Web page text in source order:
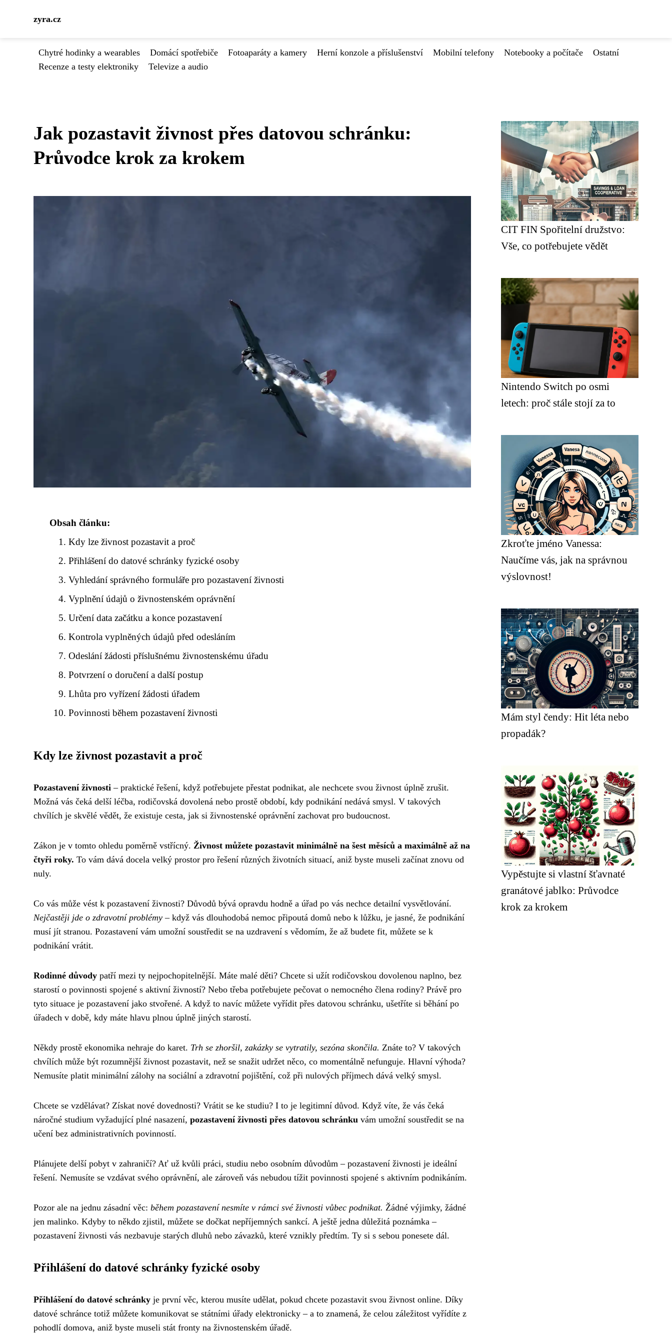
zyra.cz
Chytré hodinky a wearables Domácí spotřebiče Fotoaparáty a kamery Herní konzole a příslušenství Mobilní telefony Notebooky a počítače
Ostatní
Recenze a testy elektroniky
Televize a audio
Jak pozastavit živnost přes datovou schránku:
Průvodce krok za krokem
Obsah článku:
Kdy lze živnost pozastavit a proč
Přihlášení do datové schránky fyzické osoby
Vyhledání správného formuláře pro pozastavení živnosti
Vyplnění údajů o živnostenském oprávnění
Určení data začátku a konce pozastavení
Kontrola vyplněných údajů před odesláním
Odeslání žádosti příslušnému živnostenskému úřadu
Potvrzení o doručení a další postup
Lhůta pro vyřízení žádosti úřadem
Povinnosti během pozastavení živnosti
Kdy lze živnost pozastavit a proč
Pozastavení živnosti – praktické řešení, když potřebujete přestat podnikat, ale nechcete svou živnost úplně zrušit.
Možná vás čeká delší léčba, rodičovská dovolená nebo prostě období, kdy podnikání nedává smysl. V takových
chvílích je skvělé vědět, že existuje cesta, jak si živnostenské oprávnění zachovat pro budoucnost.
Zákon je v tomto ohledu poměrně vstřícný. Živnost můžete pozastavit minimálně na šest měsíců a maximálně až na
čtyři roky. To vám dává docela velký prostor pro řešení různých životních situací, aniž byste museli začínat znovu od
nuly.
Co vás může vést k pozastavení živnosti? Důvodů bývá opravdu hodně a úřad po vás nechce detailní vysvětlování.
Nejčastěji jde o zdravotní problémy – když vás dlouhodobá nemoc připoutá domů nebo k lůžku, je jasné, že podnikání
musí jít stranou. Pozastavení vám umožní soustředit se na uzdravení s vědomím, že až budete fit, můžete se k
podnikání vrátit.
Rodinné důvody patří mezi ty nejpochopitelnější. Máte malé děti? Chcete si užít rodičovskou dovolenou naplno, bez
starostí o povinnosti spojené s aktivní živností? Nebo třeba potřebujete pečovat o nemocného člena rodiny? Právě pro
tyto situace je pozastavení jako stvořené. A když to navíc můžete vyřídit přes datovou schránku, ušetříte si běhání po
úřadech v době, kdy máte hlavu plnou úplně jiných starostí.
Někdy prostě ekonomika nehraje do karet. Trh se zhoršil, zakázky se vytratily, sezóna skončila. Znáte to? V takových
chvílích může být rozumnější živnost pozastavit, než se snažit udržet něco, co momentálně nefunguje. Hlavní výhoda?
Nemusíte platit minimální zálohy na sociální a zdravotní pojištění, což při nulových příjmech dává velký smysl.
Chcete se vzdělávat? Získat nové dovednosti? Vrátit se ke studiu? I to je legitimní důvod. Když víte, že vás čeká
náročné studium vyžadující plné nasazení, pozastavení živnosti přes datovou schránku vám umožní soustředit se na
učení bez administrativních povinností.
Plánujete delší pobyt v zahraničí? Ať už kvůli práci, studiu nebo osobním důvodům – pozastavení živnosti je ideální
řešení. Nemusíte se vzdávat svého oprávnění, ale zároveň vás nebudou tížit povinnosti spojené s aktivním podnikáním.
Pozor ale na jednu zásadní věc: během pozastavení nesmíte v rámci své živnosti vůbec podnikat. Žádné výjimky, žádné
jen malinko. Kdyby to někdo zjistil, můžete se dočkat nepříjemných sankcí. A ještě jedna důležitá poznámka –
pozastavení živnosti vás nezbavuje starých dluhů nebo závazků, které vznikly předtím. Ty si s sebou ponesete dál.
Přihlášení do datové schránky fyzické osoby
Přihlášení do datové schránky je první věc, kterou musíte udělat, pokud chcete pozastavit svou živnost online. Díky
datové schránce totiž můžete komunikovat se státními úřady elektronicky – a to znamená, že celou záležitost vyřídíte z
pohodlí domova, aniž byste museli stát fronty na živnostenském úřadě.
CIT FIN Spořitelní družstvo:
Vše, co potřebujete vědět
Nintendo Switch po osmi
letech: proč stále stojí za to
Zkroťte jméno Vanessa:
Naučíme vás, jak na správnou
výslovnost!
Mám styl čendy: Hit léta nebo
propadák?
Vypěstujte si vlastní šťavnaté
granátové jablko: Průvodce
krok za krokem